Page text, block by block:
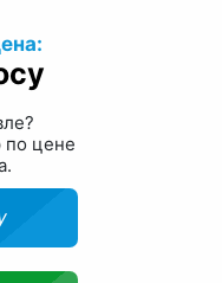
цене